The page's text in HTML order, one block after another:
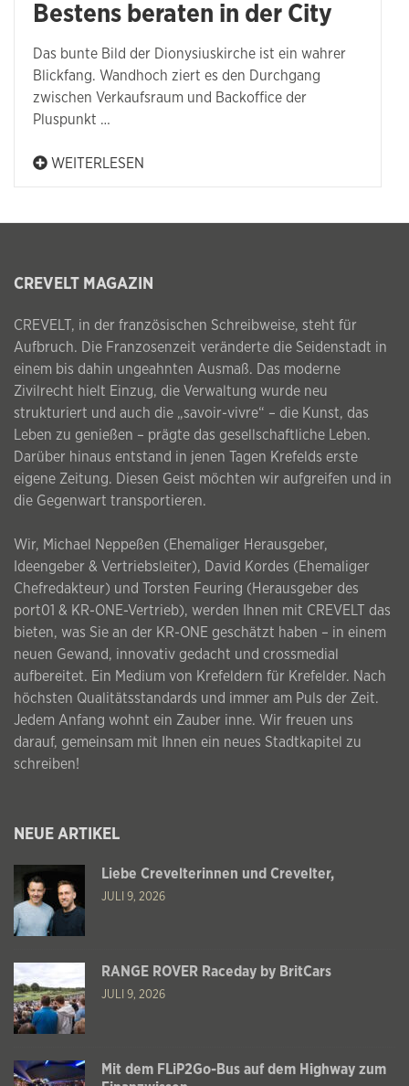
Bestens beraten in der City
Das bunte Bild der Dionysiuskirche ist ein wahrer
Blickfang. Wandhoch ziert es den Durchgang
zwischen Verkaufsraum und Backoffice der
Pluspunkt …
WEITERLESEN
CREVELT MAGAZIN
CREVELT, in der französischen Schreibweise, steht für
Aufbruch. Die Franzosenzeit veränderte die Seidenstadt in
einem bis dahin ungeahnten Ausmaß. Das moderne
Zivilrecht hielt Einzug, die Verwaltung wurde neu
strukturiert und auch die „savoir-vivre“ – die Kunst, das
Leben zu genießen – prägte das gesellschaftliche Leben.
Darüber hinaus entstand in jenen Tagen Krefelds erste
eigene Zeitung. Diesen Geist möchten wir aufgreifen und in
die Gegenwart transportieren.
Wir, Michael Neppeßen (Ehemaliger Herausgeber,
Ideengeber & Vertriebsleiter), David Kordes (Ehemaliger
Chefredakteur) und Torsten Feuring (Herausgeber des
port01 & KR-ONE-Vertrieb), werden Ihnen mit CREVELT das
bieten, was Sie an der KR-ONE geschätzt haben – in einem
neuen Gewand, innovativ gedacht und crossmedial
aufbereitet. Ein Medium von Krefeldern für Krefelder. Nach
höchsten Qualitätsstandards und immer am Puls der Zeit.
Jedem Anfang wohnt ein Zauber inne. Wir freuen uns
darauf, gemeinsam mit Ihnen ein neues Stadtkapitel zu
schreiben!
NEUE ARTIKEL
Liebe Crevelterinnen und Crevelter,
JULI 9, 2026
RANGE ROVER Raceday by BritCars
JULI 9, 2026
Mit dem FLiP2Go-Bus auf dem Highway zum